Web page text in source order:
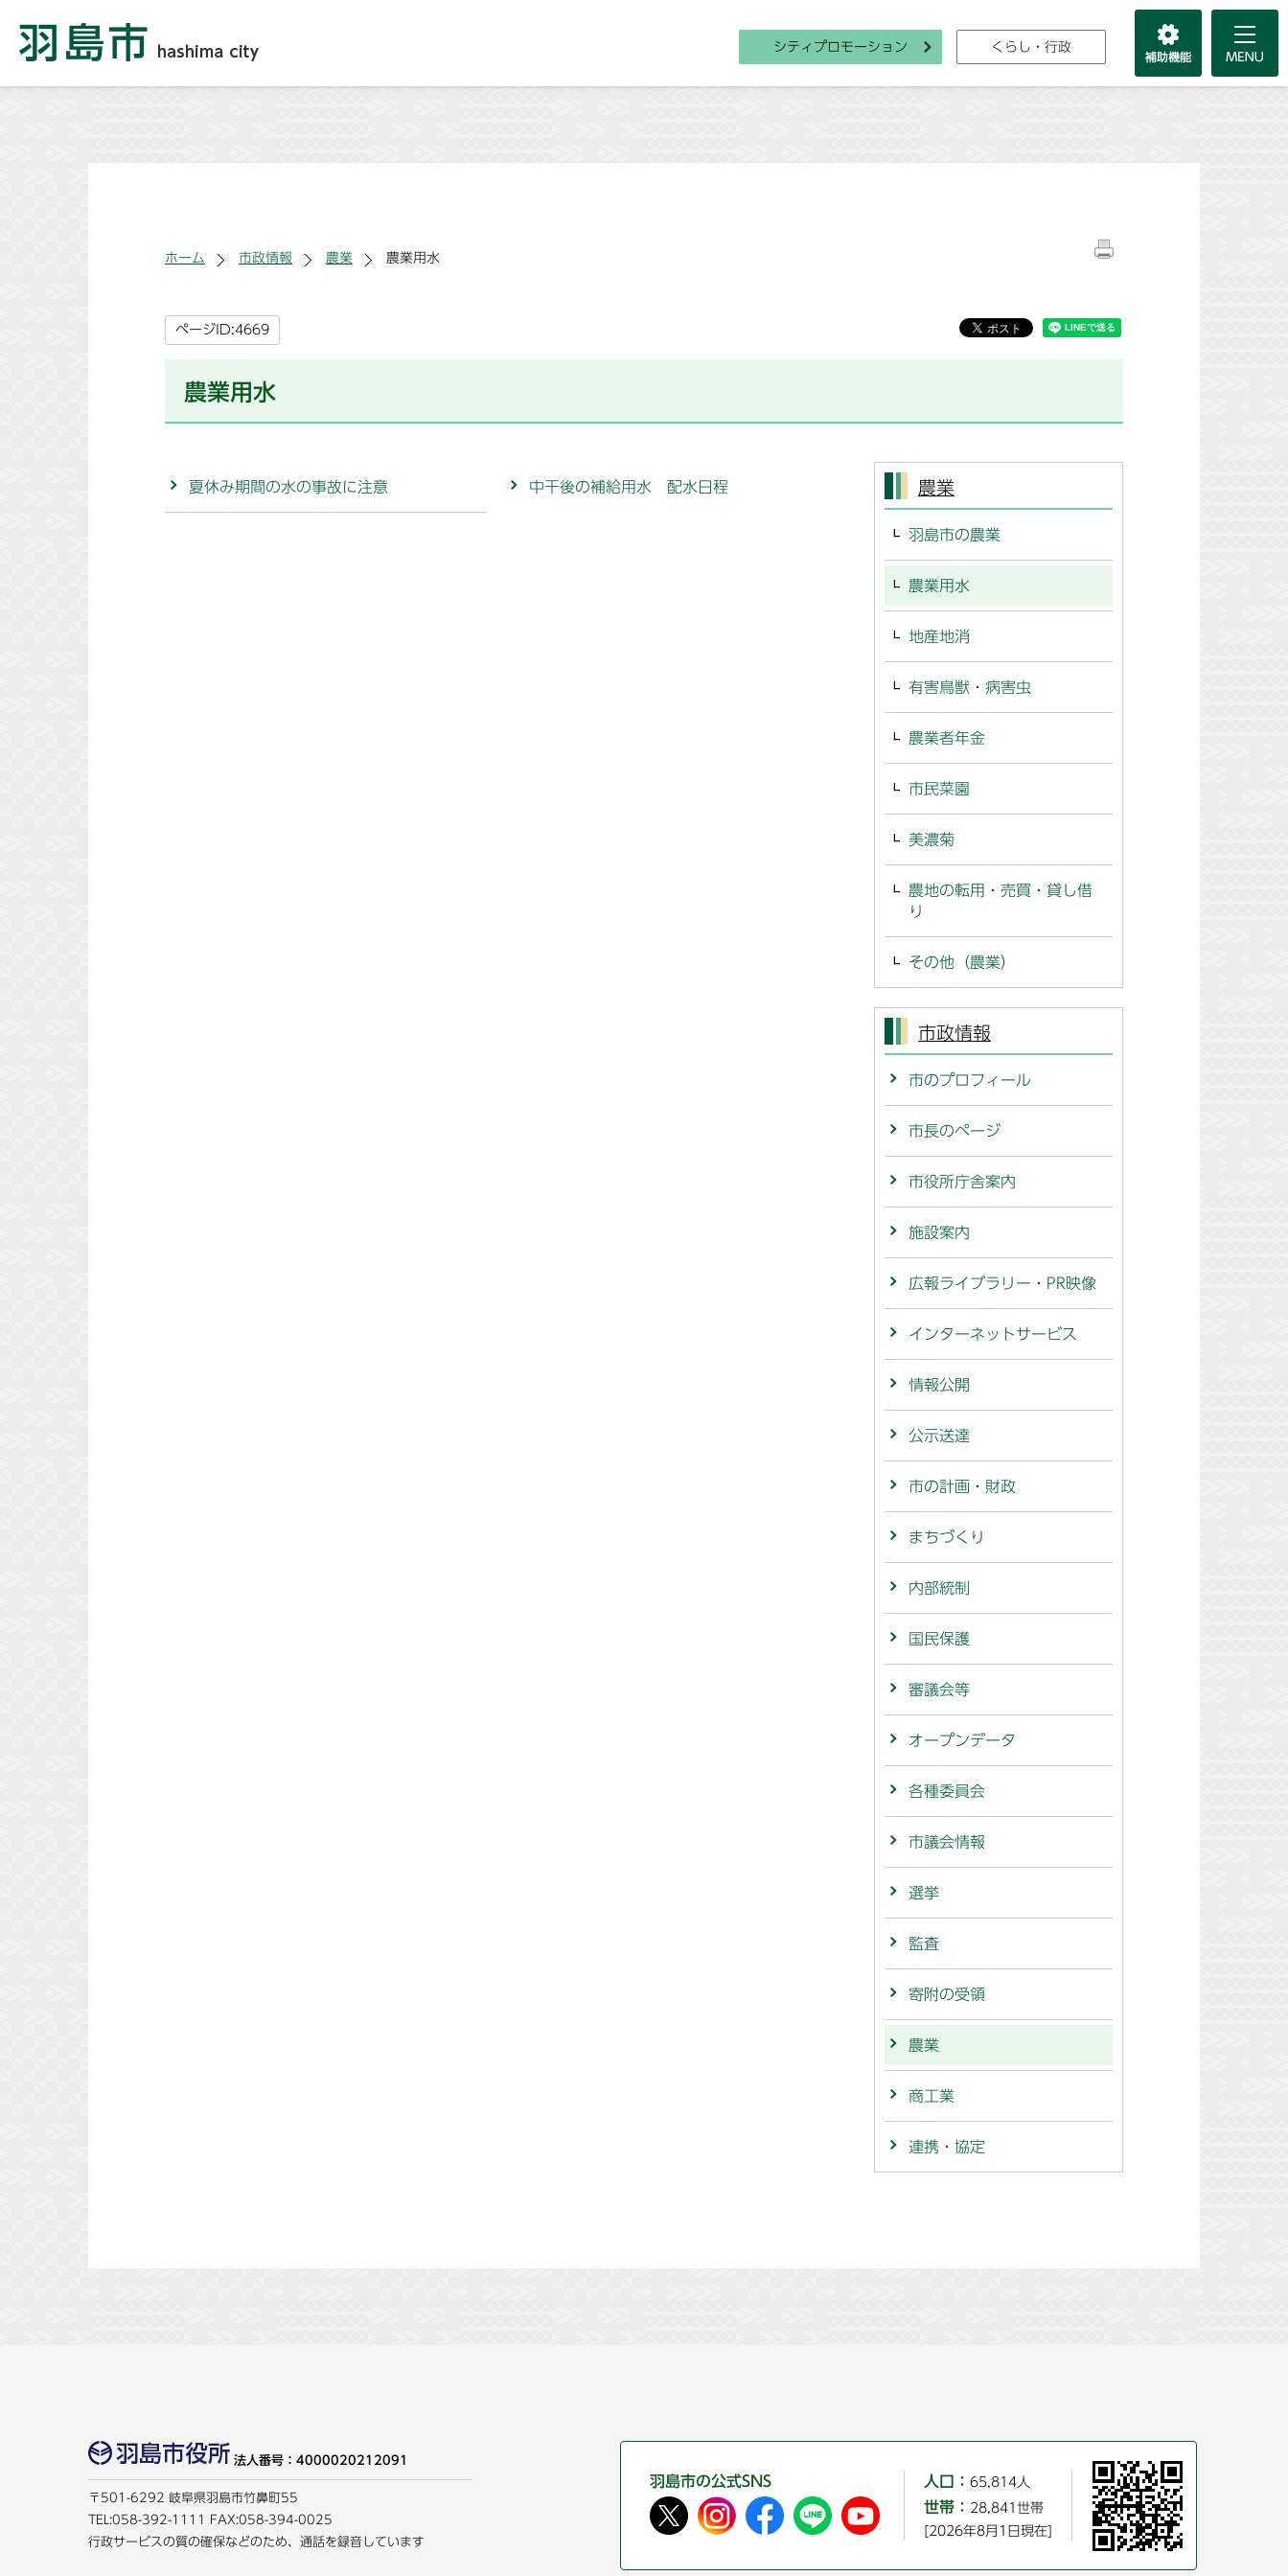
シティプロモーション くらし・行政
ホーム 市政情報 農業 農業用水
ページID:4669
農業用水
夏休み期間の水の事故に注意 中干後の補給用水 配水日程 農業
羽島市の農業
農業用水
地産地消
有害鳥獣・病害虫
農業者年金
市民菜園
美濃菊
農地の転用・売買・貸し借
り
その他（農業）
市政情報
市のプロフィール
市長のページ
市役所庁舎案内
施設案内
広報ライブラリー・PR映像
インターネットサービス
情報公開
公示送達
市の計画・財政
まちづくり
内部統制
国民保護
審議会等
オープンデータ
各種委員会
市議会情報
選挙
監査
寄附の受領
農業
商工業
連携・協定
法人番号：4000020212091
〒501-6292 岐阜県羽島市竹鼻町55
TEL:058-392-1111
FAX:058-394-0025
行政サービスの質の確保などのため、通話を録音しています
羽島市の公式SNS 人口： 65,814人
世帯： 28,841世帯
[2026年8月1日現在]